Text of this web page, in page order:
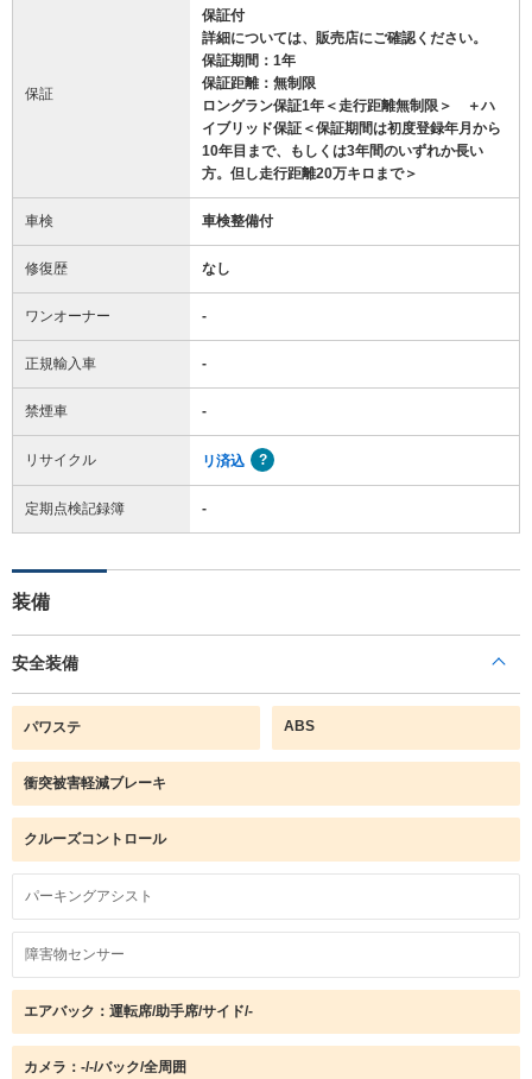
保証
保証付
詳細については、販売店にご確認ください。
保証期間：1年
保証距離：無制限
ロングラン保証1年＜走行距離無制限＞ ＋ハ
イブリッド保証＜保証期間は初度登録年月から
10年目まで、もしくは3年間のいずれか長い
方。但し走行距離20万キロまで＞
車検 車検整備付
修復歴 なし
ワンオーナー -
正規輸入車 -
禁煙車 -
リサイクル リ済込
定期点検記録簿 -
装備
安全装備
パワステ ABS
衝突被害軽減ブレーキ
クルーズコントロール
パーキングアシスト
障害物センサー
エアバック：運転席/助手席/サイド/-
カメラ：-/-/バック/全周囲